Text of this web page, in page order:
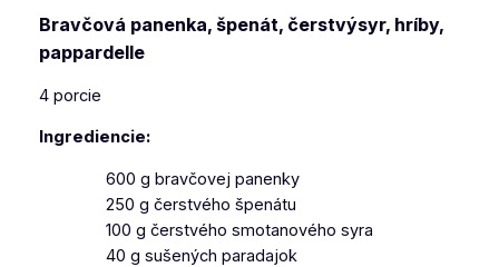
Bravčová panenka, špenát, čerstvýsyr, hríby,
pappardelle
4 porcie
Ingrediencie:
600 g bravčovej panenky
250 g čerstvého špenátu
100 g čerstvého smotanového syra
40 g sušených paradajok